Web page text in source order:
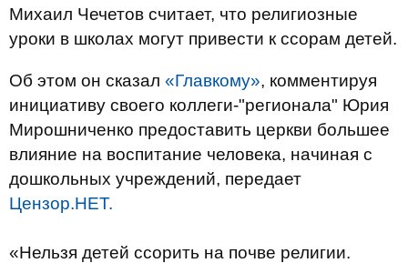
Михаил Чечетов считает, что религиозные
уроки в школах могут привести к ссорам детей.
Об этом он сказал «Главкому», комментируя
инициативу своего коллеги-"регионала" Юрия
Мирошниченко предоставить церкви большее
влияние на воспитание человека, начиная с
дошкольных учреждений, передает
Цензор.НЕТ.
«Нельзя детей ссорить на почве религии.